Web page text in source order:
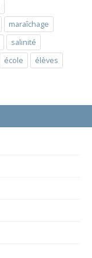
maraîchage
salinité
école
élèves